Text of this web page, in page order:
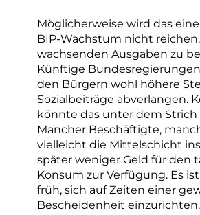
Möglicherweise wird das
BIP-Wachstum nicht
wachsenden Ausgaben zu
Künftige
den Bürgern wohl höhere
Sozialbeiträge abverlangen.
könnte das unter dem
Mancher Beschäftigte,
vielleicht die Mittelschicht
später weniger Geld für den
Konsum zur Verfügung. Es
früh, sich auf Zeiten einer
Bescheidenheit